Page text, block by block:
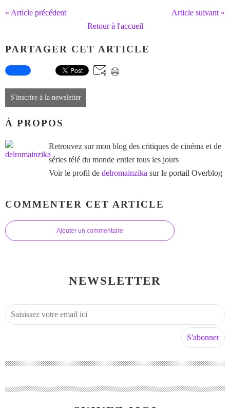
« Article précédent
Article suivant »
Retour à l'accueil
PARTAGER CET ARTICLE
S'inscrire à la newsletter
À PROPOS
Retrouvez sur mon blog des critiques de cinéma et de
séries télé du monde entier tous les jours
Voir le profil de delromainzika sur le portail Overblog
COMMENTER CET ARTICLE
Ajouter un commentaire
NEWSLETTER